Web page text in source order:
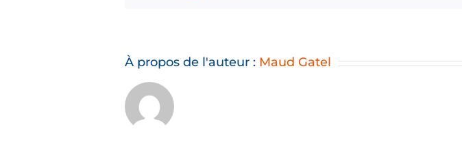
À propos de l'auteur : Maud Gatel